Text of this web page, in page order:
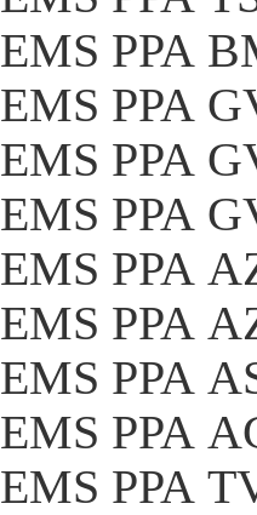
EMS PPA
EMS PPA
EMS PPA
EMS PPA
EMS PPA
EMS PPA
EMS PPA
EMS PPA
EMS PPA